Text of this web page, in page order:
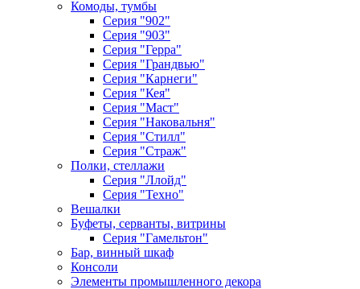
Комоды, тумбы
Серия "902"
Серия "903"
Серия "Герра"
Серия "Грандвью"
Серия "Карнеги"
Серия "Кея"
Серия "Маст"
Серия "Наковальня"
Серия "Стилл"
Серия "Страж"
Полки, стеллажи
Серия "Ллойд"
Серия "Техно"
Вешалки
Буфеты, серванты, витрины
Серия "Гамельтон"
Бар, винный шкаф
Консоли
Элементы промышленного декора